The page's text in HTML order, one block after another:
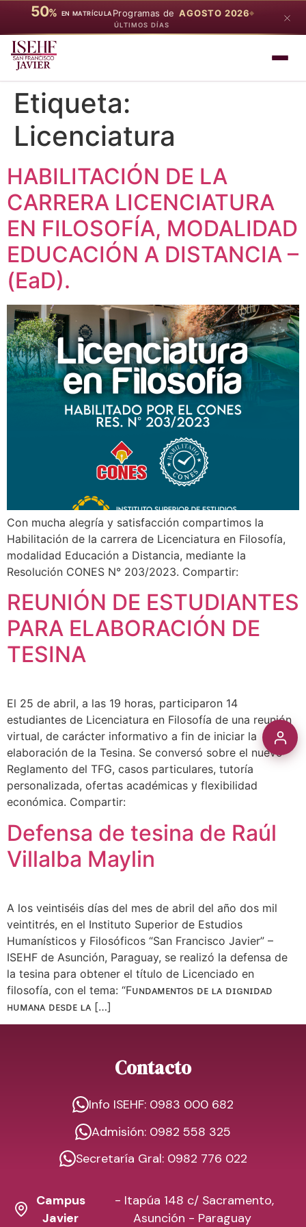
50% EN MATRÍCULA Programas de AGOSTO 2026
ÚLTIMOS DÍAS
Etiqueta:
Licenciatura
HABILITACIÓN DE LA
CARRERA LICENCIATURA
EN FILOSOFÍA, MODALIDAD
EDUCACIÓN A DISTANCIA –
(EaD).
Con mucha alegría y satisfacción compartimos la
Habilitación de la carrera de Licenciatura en Filosofía,
modalidad Educación a Distancia, mediante la
Resolución CONES N° 203/2023. Compartir:
REUNIÓN DE ESTUDIANTES
PARA ELABORACIÓN DE
TESINA
El 25 de abril, a las 19 horas, participaron 14
estudiantes de Licenciatura en Filosofía de una reunión
virtual, de carácter informativo a fin de iniciar la
elaboración de la Tesina. Se conversó sobre el nuevo
Reglamento del TFG, casos particulares, tutoría
personalizada, ofertas académicas y flexibilidad
económica. Compartir:
Defensa de tesina de Raúl
Villalba Maylin
A los veintiséis días del mes de abril del año dos mil
veintitrés, en el Instituto Superior de Estudios
Humanísticos y Filosóficos “San Francisco Javier” –
ISEHF de Asunción, Paraguay, se realizó la defensa de
la tesina para obtener el título de Licenciado en
filosofía, con el tema: “Fᴜɴᴅᴀᴍᴇɴᴛᴏs ᴅᴇ ʟᴀ ᴅɪɢɴɪᴅᴀᴅ
ʜᴜᴍᴀɴᴀ ᴅᴇsᴅᴇ ʟᴀ […]
Contacto
Info ISEHF: 0983 000 682
Admisión: 0982 558 325
Secretaría Gral: 0982 776 022
Campus
Javier
- Itapúa 148 c/ Sacramento,
Asunción - Paraguay